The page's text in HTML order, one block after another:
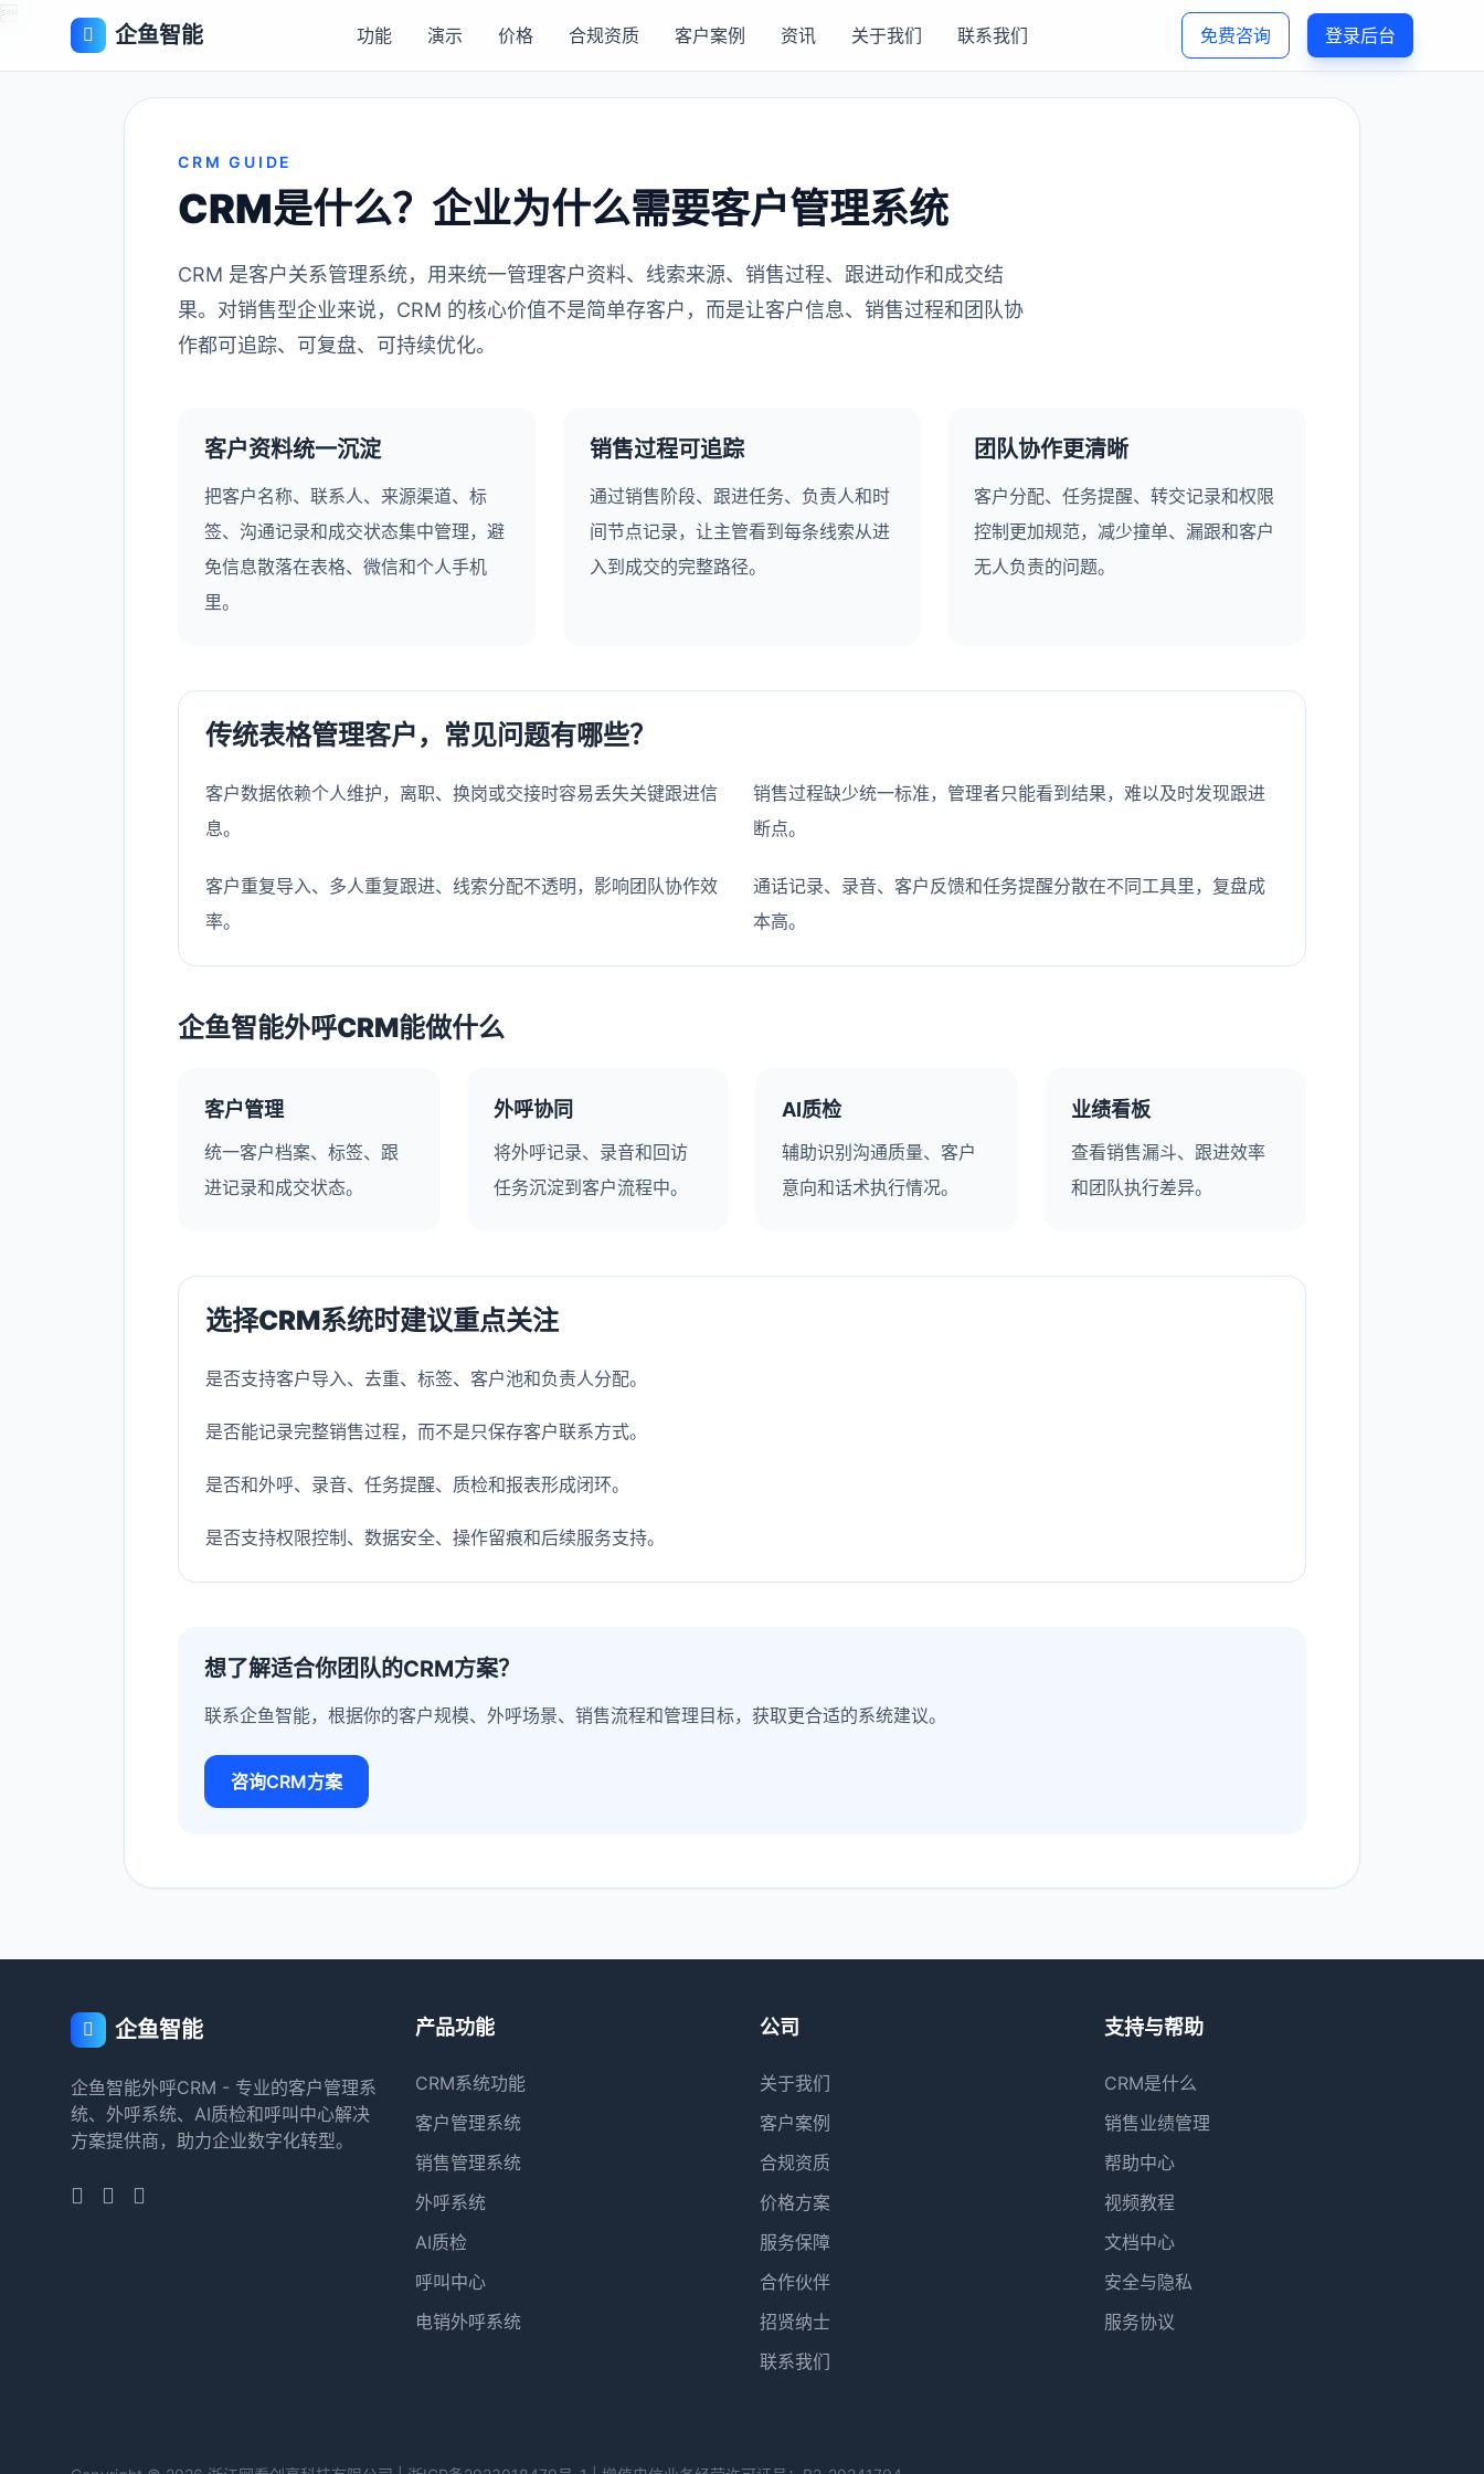

企鱼智能 功能 演示 价格 合规资质 客户案例 资讯 关于我们 联系我们 免费咨询 登录后台
CRM GUIDE
CRM是什么？企业为什么需要客户管理系统
CRM 是客户关系管理系统，用来统一管理客户资料、线索来源、销售过程、跟进动作和成交结
果。对销售型企业来说，CRM 的核心价值不是简单存客户，而是让客户信息、销售过程和团队协
作都可追踪、可复盘、可持续优化。
客户资料统一沉淀
把客户名称、联系人、来源渠道、标
签、沟通记录和成交状态集中管理，避
免信息散落在表格、微信和个人手机
里。
销售过程可追踪
通过销售阶段、跟进任务、负责人和时
间节点记录，让主管看到每条线索从进
入到成交的完整路径。
团队协作更清晰
客户分配、任务提醒、转交记录和权限
控制更加规范，减少撞单、漏跟和客户
无人负责的问题。
传统表格管理客户，常见问题有哪些？
客户数据依赖个人维护，离职、换岗或交接时容易丢失关键跟进信
息。
销售过程缺少统一标准，管理者只能看到结果，难以及时发现跟进
断点。
客户重复导入、多人重复跟进、线索分配不透明，影响团队协作效
率。
通话记录、录音、客户反馈和任务提醒分散在不同工具里，复盘成
本高。
企鱼智能外呼CRM能做什么
客户管理
统一客户档案、标签、跟
进记录和成交状态。
外呼协同
将外呼记录、录音和回访
任务沉淀到客户流程中。
AI质检
辅助识别沟通质量、客户
意向和话术执行情况。
业绩看板
查看销售漏斗、跟进效率
和团队执行差异。
选择CRM系统时建议重点关注
是否支持客户导入、去重、标签、客户池和负责人分配。
是否能记录完整销售过程，而不是只保存客户联系方式。
是否和外呼、录音、任务提醒、质检和报表形成闭环。
是否支持权限控制、数据安全、操作留痕和后续服务支持。
想了解适合你团队的CRM方案？
联系企鱼智能，根据你的客户规模、外呼场景、销售流程和管理目标，获取更合适的系统建议。
咨询CRM方案
企鱼智能
企鱼智能外呼CRM - 专业的客户管理系
统、外呼系统、AI质检和呼叫中心解决
方案提供商，助力企业数字化转型。
产品功能
CRM系统功能
客户管理系统
销售管理系统
外呼系统
AI质检
呼叫中心
电销外呼系统
公司
关于我们
客户案例
合规资质
价格方案
服务保障
合作伙伴
招贤纳士
联系我们
支持与帮助
CRM是什么
销售业绩管理
帮助中心
视频教程
文档中心
安全与隐私
服务协议